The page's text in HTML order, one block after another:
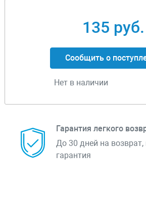
135 руб.
Сообщить о
Нет в наличии
Гарантия легкого
До 30 дней на возврат,
гарантия